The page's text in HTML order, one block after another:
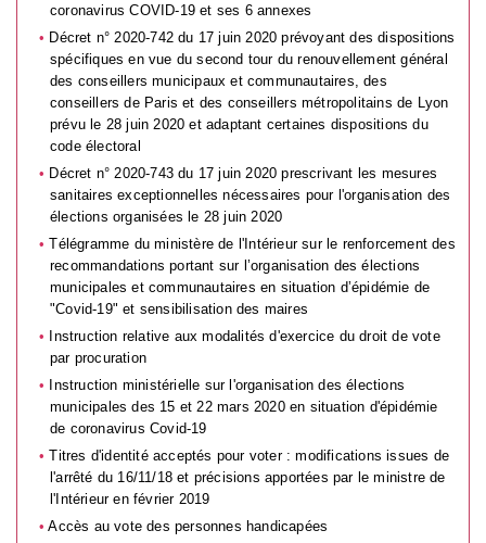
coronavirus COVID-19 et ses 6 annexes
Décret n° 2020-742 du 17 juin 2020 prévoyant des dispositions
spécifiques en vue du second tour du renouvellement général
des conseillers municipaux et communautaires, des
conseillers de Paris et des conseillers métropolitains de Lyon
prévu le 28 juin 2020 et adaptant certaines dispositions du
code électoral
Décret n° 2020-743 du 17 juin 2020 prescrivant les mesures
sanitaires exceptionnelles nécessaires pour l'organisation des
élections organisées le 28 juin 2020
Télégramme du ministère de l'Intérieur sur le renforcement des
recommandations portant sur l’organisation des élections
municipales et communautaires en situation d’épidémie de
"Covid-19" et sensibilisation des maires
Instruction relative aux modalités d'exercice du droit de vote
par procuration
Instruction ministérielle sur l'organisation des élections
municipales des 15 et 22 mars 2020 en situation d'épidémie
de coronavirus Covid-19
Titres d'identité acceptés pour voter : modifications issues de
l'arrêté du 16/11/18 et précisions apportées par le ministre de
l'Intérieur en février 2019
Accès au vote des personnes handicapées